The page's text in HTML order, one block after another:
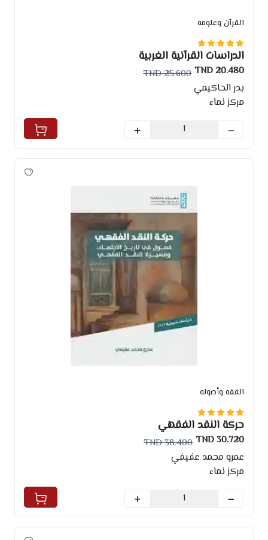
القرآن وعلومه
الدراسات القرآنية الغربية
20.480 TND
25.600 TND
بدر الحاكيمي
مركز نماء
الفقه وأصوله
حركة النقد الفقهي
30.720 TND
38.400 TND
عمرو محمد عفيفي
مركز نماء